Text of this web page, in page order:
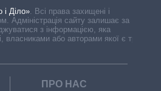
і Діло». Всі права захищені і
Адміністрація сайту залишає за
з інформацією, яка
власниками або авторами якої є треті
ПРО НАС